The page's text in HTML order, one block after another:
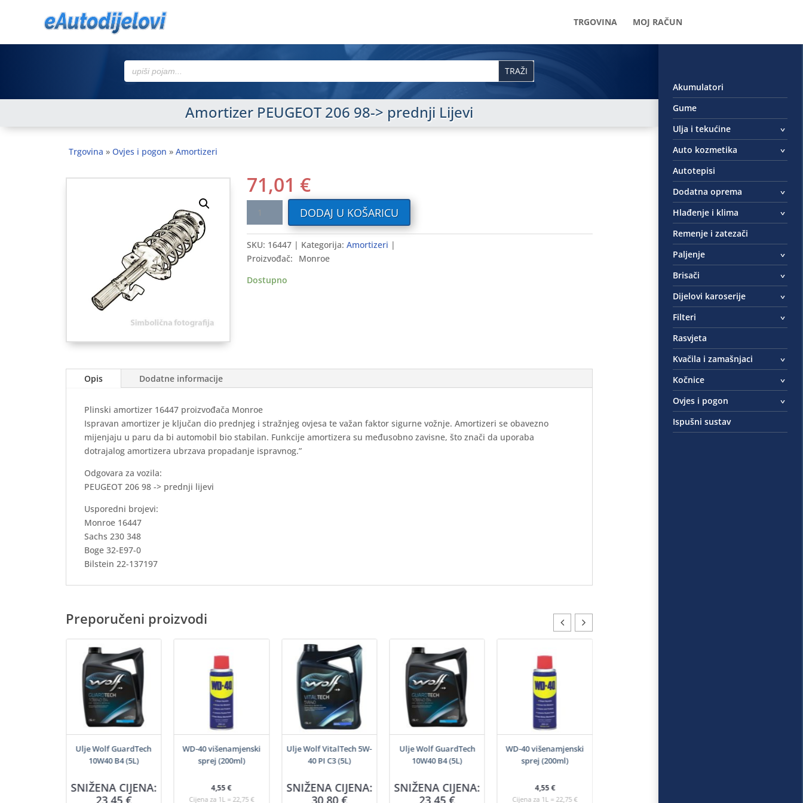
TRGOVINA MOJ RAČUN
Search
for:
Amortizer PEUGEOT 206 98-> prednji Lijevi
Trgovina »Ovjes i pogon »Amortizeri
71,01 €
206
98-
>
prednji
DODAJ U KOŠARICU
SKU: 16447 Kategorija: Amortizeri
Proizvođač:
Monroe
Dostupno
Opis Dodatne informacije
Plinski amortizer 16447 proizvođača Monroe
Ispravan amortizer je ključan dio prednjeg i stražnjeg ovjesa te važan faktor sigurne vožnje. Amortizeri se obavezno
mijenjaju u paru da bi automobil bio stabilan. Funkcije amortizera su međusobno zavisne, što znači da uporaba
dotrajalog amortizera ubrzava propadanje ispravnog.”
Odgovara za vozila:
PEUGEOT 206 98 -> prednji lijevi
Usporedni brojevi:
Monroe 16447
Sachs 230 348
Boge 32-E97-0
Bilstein 22-137197
Preporučeni proizvodi
Ulje Wolf GuardTech
10W40 B4 (5L)
SNIŽENA CIJENA:
23,45€
WD-40 višenamjenski
sprej (200ml)
4,55€
Cijena za 1L = 22,75 €
Ulje Wolf VitalTech 5W-
40 PI C3 (5L)
SNIŽENA CIJENA:
30,80€
Ulje Wolf GuardTech
10W40 B4 (5L)
SNIŽENA CIJENA:
23,45€
WD-40 višenamjenski
sprej (200ml)
4,55€
Cijena za 1L = 22,75 €
Akumulatori
Gume
Ulja i tekućine
Auto kozmetika
Autotepisi
Dodatna oprema
Hlađenje i klima
Remenje i zatezači
Paljenje
Brisači
Dijelovi karoserije
Filteri
Rasvjeta
Kvačila i zamašnjaci
Kočnice
Ovjes i pogon
Ispušni sustav